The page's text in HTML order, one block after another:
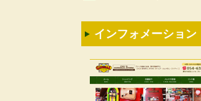
インフォメーション